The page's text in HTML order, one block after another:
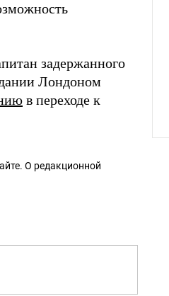
задержанного
Лондоном
в переходе к
О редакционной